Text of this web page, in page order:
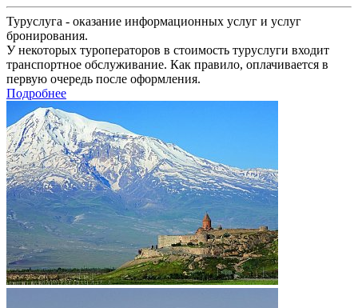
Туруслуга - оказание информационных услуг и услуг
бронирования.
У некоторых туроператоров в стоимость туруслуги входит
транспортное обслуживание. Как правило, оплачивается в
первую очередь после оформления.
Подробнее